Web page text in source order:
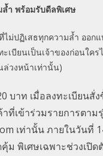
ล้ำ พร้อมรับดีลพิเศษ
ไม่ปฏิเสธทุกความล้ำ ออก
เบียนเป็นเจ้าของก่อนใคร
ล่วงหน้าเท่านั้น)
บาท เมื่อลงทะเบียนสั่
ที่เข้าร่วมรายการตา
เท่านั้น ภายในวันที่
ม พิเศษเฉพาะช่วงเปิด